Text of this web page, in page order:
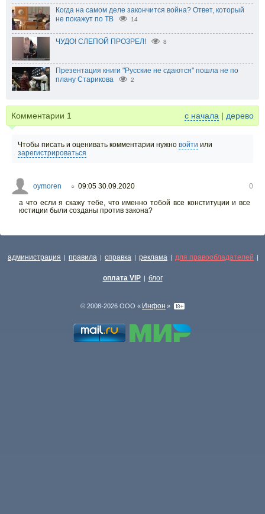
Когда на самом деле закончится война? Ответ, который
не покажут по ТВ
14
ЧУДО! СЛЕПОЙ ПРОЗРЕЛ! 8
Презентация книги "Русские не сдаются" пошла не по
плану Старикова
2
Комментарии 1 с начала | дерево
Чтобы писать и оценивать комментарии нужно войти или
зарегистрироваться
oymoren ○ 09:05 30.09.2020
0
а что если я скажу тебе, что именно тобой все конституции и все
юстиции были созданы против закона?
администрация | правила | справка | реклама | для правообладателей |
оплата VIP | блог
© 2008-2026 ООО « Инфон »